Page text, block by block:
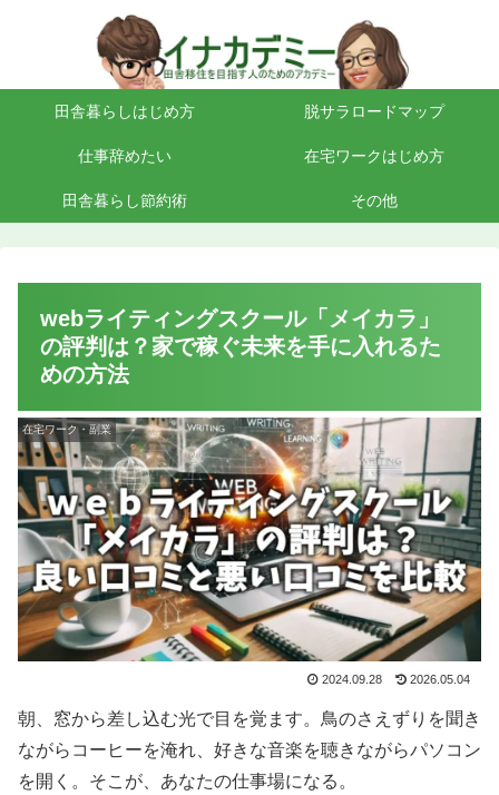
田舎暮らしはじめ方 脱サラロードマップ
仕事辞めたい 在宅ワークはじめ方
田舎暮らし節約術 その他
webライティングスクール「メイカラ」
の評判は？家で稼ぐ未来を手に入れるた
めの方法
在宅ワーク・副業
2024.09.28 2026.05.04
朝、窓から差し込む光で目を覚ます。鳥のさえずりを聞き
ながらコーヒーを淹れ、好きな音楽を聴きながらパソコン
を開く。そこが、あなたの仕事場になる。